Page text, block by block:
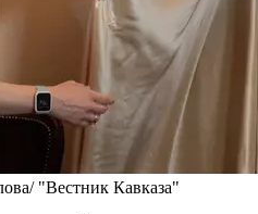
"Вестник Кавказа"